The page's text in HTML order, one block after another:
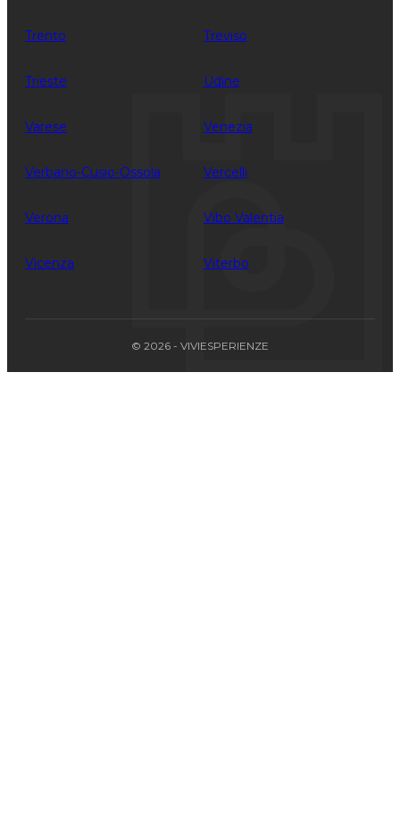
Trento Treviso
Trieste Udine
Varese Venezia
Verbano-Cusio-Ossola Vercelli
Verona Vibo Valentia
Vicenza Viterbo
© 2026 - VIVIESPERIENZE